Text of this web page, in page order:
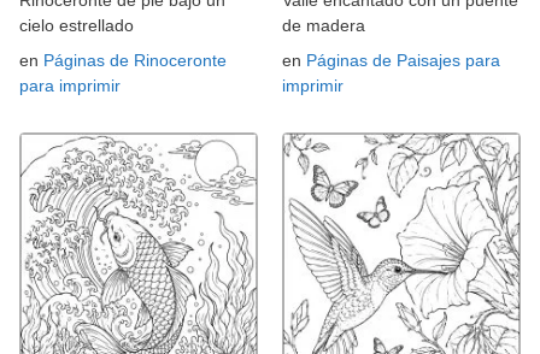
cielo estrellado
en Páginas de Rinoceronte
para imprimir
de madera
en Páginas de Paisajes para
imprimir